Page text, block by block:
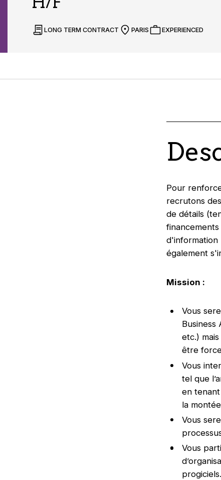
LONG TERM CONTRACT PARIS EXPERIENCED
Pour
recrutons
de détails
d'information
également
Mission :
Vous
Business
etc.)
être
Vous
tel que
en
la
Vous
Vous